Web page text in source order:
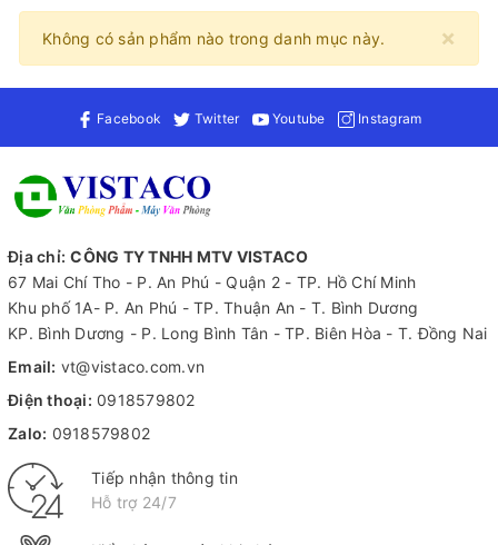
×
Không có sản phẩm nào trong danh mục này.
Facebook Twitter Youtube Instagram
Địa chỉ: CÔNG TY TNHH MTV VISTACO
67 Mai Chí Tho - P. An Phú - Quận 2 - TP. Hồ Chí Minh
Khu phố 1A- P. An Phú - TP. Thuận An - T. Bình Dương
KP. Bình Dương - P. Long Bình Tân - TP. Biên Hòa - T. Đồng Nai
Email: vt@vistaco.com.vn
Điện thoại: 0918579802
Zalo: 0918579802
Tiếp nhận thông tin
Hỗ trợ 24/7